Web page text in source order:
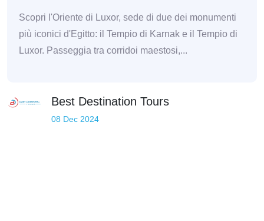
Scopri l'Oriente di Luxor, sede di due dei monumenti
più iconici d'Egitto: il Tempio di Karnak e il Tempio di
Luxor. Passeggia tra corridoi maestosi,...
Best Destination Tours
08 Dec 2024